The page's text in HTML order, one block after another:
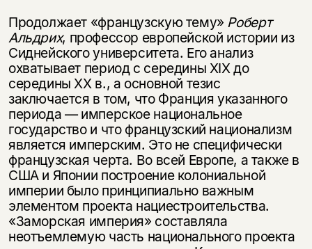
Продолжает «французскую тему» Роберт
Альдрих, профессор европейской истории из
Сиднейского университета. Его анализ
охватывает период с середины XIX до
середины XX в., а основной тезис
заключается в том, что Франция указанного
периода — имперское национальное
государство и что французский национализм
является имперским. Это не специфически
французская черта. Во всей Европе, а также в
США и Японии построение колониальной
империи было принципиально важным
элементом проекта нациестроительства.
«Заморская империя» составляла
неотъемлемую часть национального проекта